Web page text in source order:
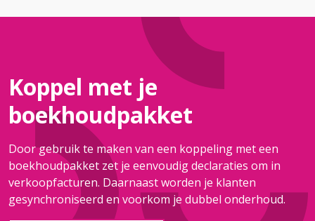
Koppel met je
boekhoudpakket
Door gebruik te maken van een koppeling met een
boekhoudpakket zet je eenvoudig declaraties om in
verkoopfacturen. Daarnaast worden je klanten
gesynchroniseerd en voorkom je dubbel onderhoud.